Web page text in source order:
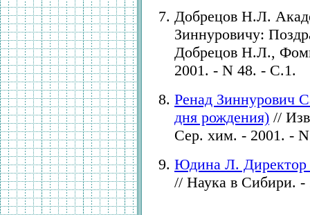
Добрецов Н.Л.
Зиннуровичу:
Добрецов Н.Л.,
2001. - N 48. - С.1.
Ренад Зиннурович
дня рождения) //
Сер. хим. - 2001. -
Юдина Л. Директор
// Наука в Сибири.